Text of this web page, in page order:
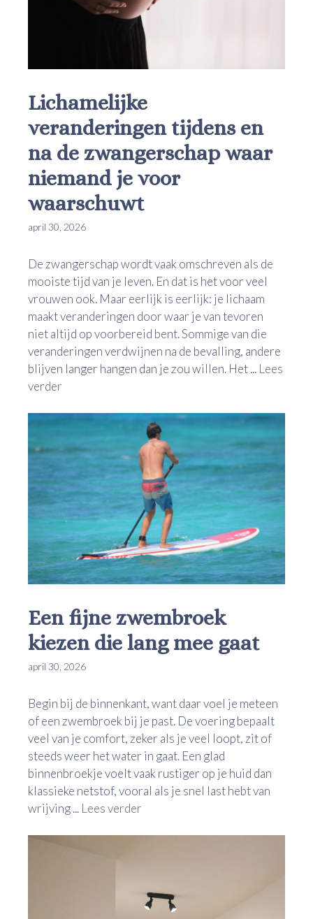
Lichamelijke
veranderingen tijdens en
na de zwangerschap waar
niemand je voor
waarschuwt
april 30, 2026
De zwangerschap wordt vaak omschreven als de
mooiste tijd van je leven. En dat is het voor veel
vrouwen ook. Maar eerlijk is eerlijk: je lichaam
maakt veranderingen door waar je van tevoren
niet altijd op voorbereid bent. Sommige van die
veranderingen verdwijnen na de bevalling, andere
blijven langer hangen dan je zou willen. Het ... Lees
verder
Een fijne zwembroek
kiezen die lang mee gaat
april 30, 2026
Begin bij de binnenkant, want daar voel je meteen
of een zwembroek bij je past. De voering bepaalt
veel van je comfort, zeker als je veel loopt, zit of
steeds weer het water in gaat. Een glad
binnenbroekje voelt vaak rustiger op je huid dan
klassieke netstof, vooral als je snel last hebt van
wrijving ... Lees verder